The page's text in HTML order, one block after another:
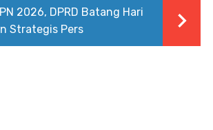
2026, DPRD Batang Hari
Strategis Pers